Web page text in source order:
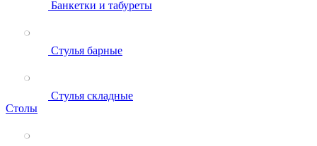
Банкетки и табуреты
Стулья барные
Стулья складные
Столы